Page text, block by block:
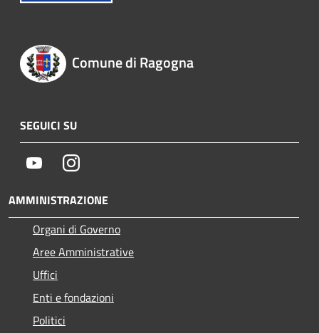
Comune di Ragogna
SEGUICI SU
YoutubeInstagram
AMMINISTRAZIONE
Organi di Governo
Aree Amministrative
Uffici
Enti e fondazioni
Politici